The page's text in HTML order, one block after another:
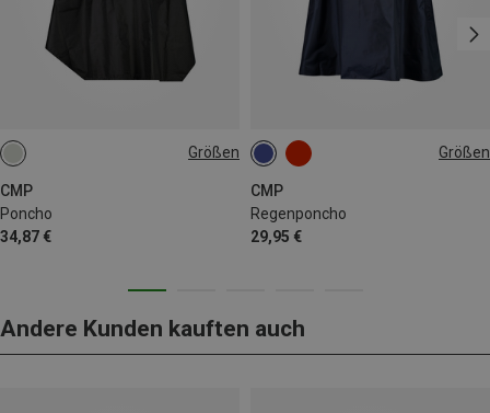
Größen
CMP
Poncho
34,87 €
L|XL Größen
CMP
Regenponcho
29,95 €
XS M
Andere Kunden kauften auch